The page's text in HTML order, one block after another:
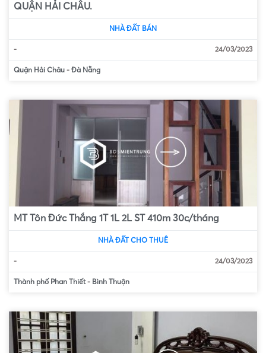
QUẬN HẢI CHÂU.
NHÀ ĐẤT BÁN
- 24/03/2023
Quận Hải Châu - Đà Nẵng
MT Tôn Đức Thắng 1T 1L 2L ST 410m 30c/tháng
NHÀ ĐẤT CHO THUÊ
- 24/03/2023
Thành phố Phan Thiết - Bình Thuận